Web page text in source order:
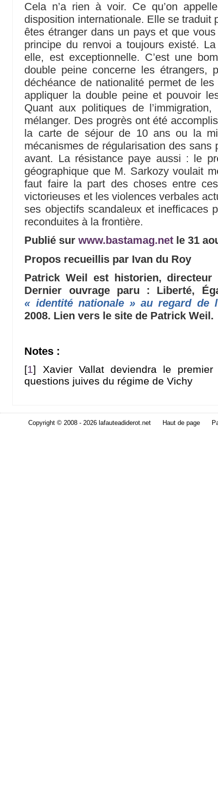
Cela n’a rien à voir. Ce qu’on
disposition internationale. Elle se traduit
êtes étranger dans un pays et que
principe du renvoi a toujours existé.
elle, est exceptionnelle. C’est une
double peine concerne les étrangers,
déchéance de nationalité permet de
appliquer la double peine et pouvoir
Quant aux politiques de
mélanger. Des progrès ont été
la carte de séjour de 10 ans ou la
mécanismes de régularisation des sans
avant. La résistance paye aussi : le
géographique que M. Sarkozy voulait
faut faire la part des choses entre
victorieuses et les violences verbales
ses objectifs scandaleux et inefficaces
reconduites à la frontière.
Publié surwww.bastamag.net le 31
Propos recueillis par Ivan du Roy
Patrick Weil est historien, directeur
Dernier ouvrage paru : Liberté,
« identité nationale » au regard de
2008. Lien vers le site de Patrick Weil.
Notes :
[1] Xavier Vallat deviendra le
questions juives du régime de Vichy
Copyright © 2008 - 2026 lafauteadiderot.net Haut de page